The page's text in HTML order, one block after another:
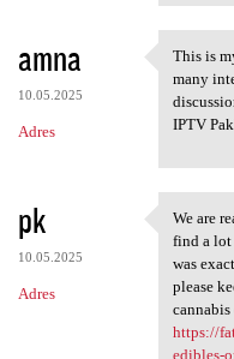
amna
10.05.2025
Adres
This is
This is
many
IPTV
pk
10.05.2025
Adres
We are
We are
find a lot
was
please
https://
edibles-